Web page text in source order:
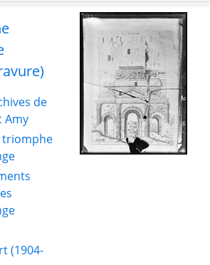
de
Amy
triomphe
(1904-